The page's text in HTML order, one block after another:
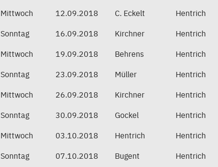
Mittwoch
12.09.2018 C. Eckelt
Hentrich
Sonntag
16.09.2018 Kirchner
Hentrich
Mittwoch
19.09.2018 Behrens
Hentrich
Sonntag
23.09.2018 Müller
Hentrich
Mittwoch
26.09.2018 Kirchner
Hentrich
Sonntag
30.09.2018 Gockel
Hentrich
Mittwoch
03.10.2018 Hentrich
Hentrich
Sonntag
07.10.2018 Bugent
Hentrich